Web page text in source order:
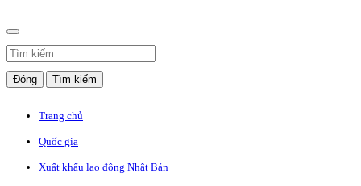
Đóng Tìm kiếm
Trang chủ
Quốc gia
Xuất khẩu lao động Nhật Bản